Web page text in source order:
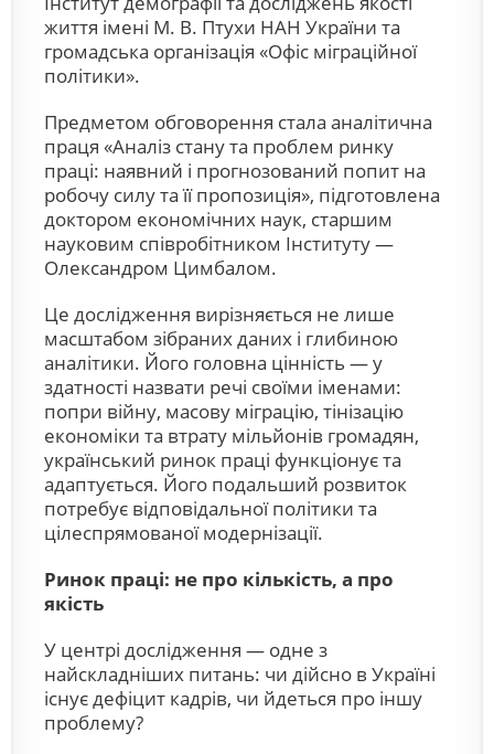
життя імені М. В. Птухи НАН України та
громадська організація «Офіс міграційної
політики».
Предметом обговорення стала аналітична
праця «Аналіз стану та проблем ринку
праці: наявний і прогнозований попит на
робочу силу та її пропозиція», підготовлена
доктором економічних наук, старшим
науковим співробітником Інституту —
Олександром Цимбалом.
Це дослідження вирізняється не лише
масштабом зібраних даних і глибиною
аналітики. Його головна цінність — у
здатності назвати речі своїми іменами:
попри війну, масову міграцію, тінізацію
економіки та втрату мільйонів громадян,
український ринок праці функціонує та
адаптується. Його подальший розвиток
потребує відповідальної політики та
цілеспрямованої модернізації.
Ринок праці: не про кількість, а про
якість
У центрі дослідження — одне з
найскладніших питань: чи дійсно в Україні
існує дефіцит кадрів, чи йдеться про іншу
проблему?